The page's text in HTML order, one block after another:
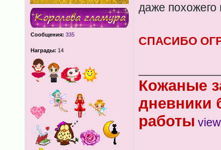
Сообщения: 335
Награды: 14
даже
СПАСИБО
Кожаные
дневники
работы